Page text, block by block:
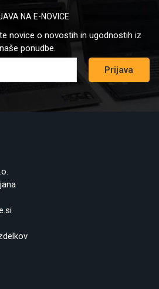
NA E-NOVICE
novice o novostih in ugodnostih iz
naše ponudbe.
Prijava